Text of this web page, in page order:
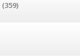
(359)